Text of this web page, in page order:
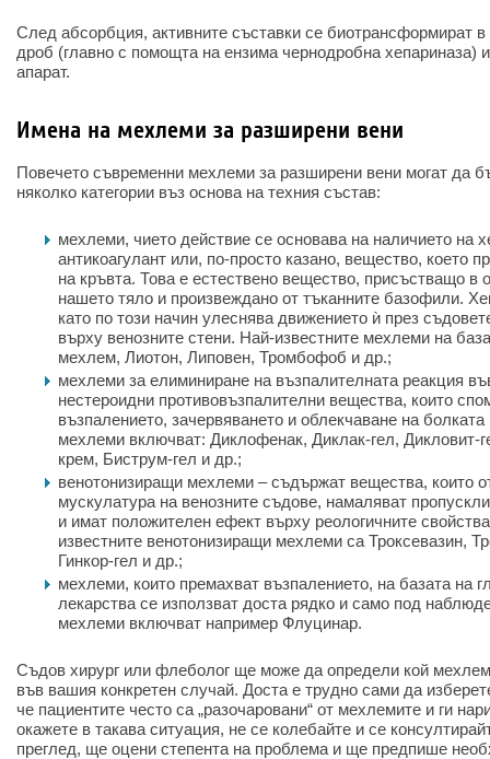
След абсорбция, активните съставки се биотрансформират
дроб (главно с помощта на ензима чернодробна хепариназа)
апарат.
Имена на мехлеми за разширени вени
Повечето съвременни мехлеми за разширени вени могат да
няколко категории въз основа на техния състав:
мехлеми, чието действие се основава на наличието на
антикоагулант или, по-просто казано, вещество, което
на кръвта. Това е естествено вещество, присъстващо в
нашето тяло и произвеждано от тъканните базофили.
като по този начин улеснява движението ѝ през
върху венозните стени. Най-известните мехлеми на
мехлем, Лиотон, Липовен, Тромбофоб и др.;
мехлеми за елиминиране на възпалителната реакция
нестероидни противовъзпалителни вещества, които
възпалението, зачервяването и облекчаване на
мехлеми включват: Диклофенак, Диклак-гел, Дикловит-
крем, Биструм-гел и др.;
венотонизиращи мехлеми – съдържат вещества, които
мускулатура на венозните съдове, намаляват
и имат положителен ефект върху реологичните
известните венотонизиращи мехлеми са Троксевазин,
Гинкор-гел и др.;
мехлеми, които премахват възпалението, на базата на
лекарства се използват доста рядко и само под
мехлеми включват например Флуцинар.
Съдов хирург или флеболог ще може да определи кой
във вашия конкретен случай. Доста е трудно сами да
че пациентите често са „разочаровани“ от мехлемите и ги
окажете в такава ситуация, не се колебайте и се
преглед, ще оцени степента на проблема и ще предпише